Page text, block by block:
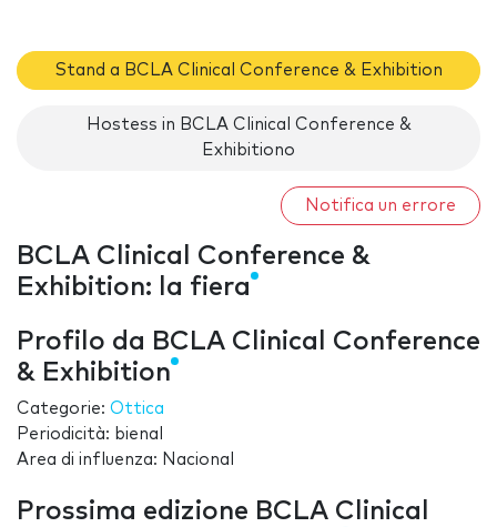
Stand a BCLA Clinical Conference & Exhibition
Hostess in BCLA Clinical Conference &
Exhibitiono
Notifica un errore
BCLA Clinical Conference &
Exhibition: la fiera
Profilo da BCLA Clinical Conference
& Exhibition
Categorie: Ottica
Periodicità: bienal
Area di influenza: Nacional
Prossima edizione BCLA Clinical